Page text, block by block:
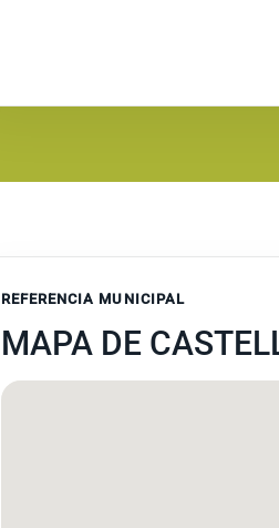
REFERENCIA MUNICIPAL
MAPA DE